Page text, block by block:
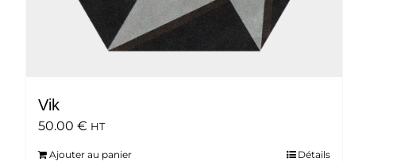
Vik
50.00 € HT
Ajouter au panier Détails